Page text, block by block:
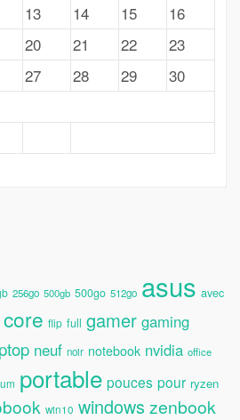
13 14 15
16
20 21 22
23
27 28 29
30
256go 500gb 500go 512go asus avec
core flip full gamer gaming
neuf noir notebook nvidia office
portable pouces pour ryzen
win10 windows zenbook